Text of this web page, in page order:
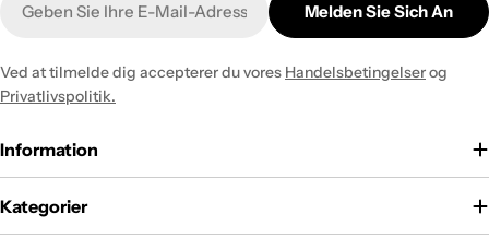
Mail
Melden Sie Sich An
Ved at tilmelde dig accepterer du vores Handelsbetingelserog
Privatlivspolitik.
Information
Kategorier